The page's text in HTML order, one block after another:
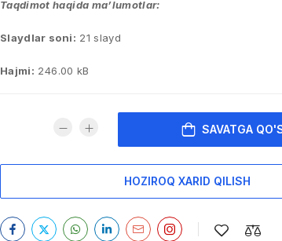
Taqdimot haqida ma’lumotlar:
Slaydlar soni: 21 slayd
Hajmi: 246.00 kB
SAVATGA
HOZIROQ XARID QILISH